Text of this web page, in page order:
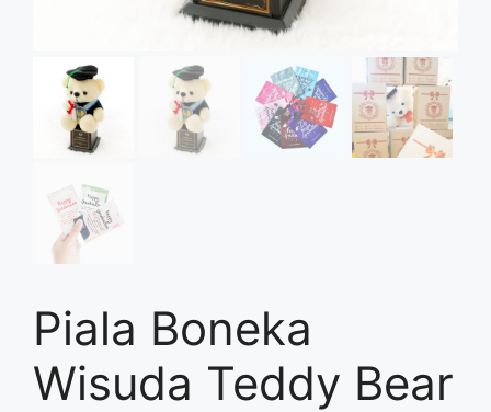
Piala Boneka
Wisuda Teddy Bear